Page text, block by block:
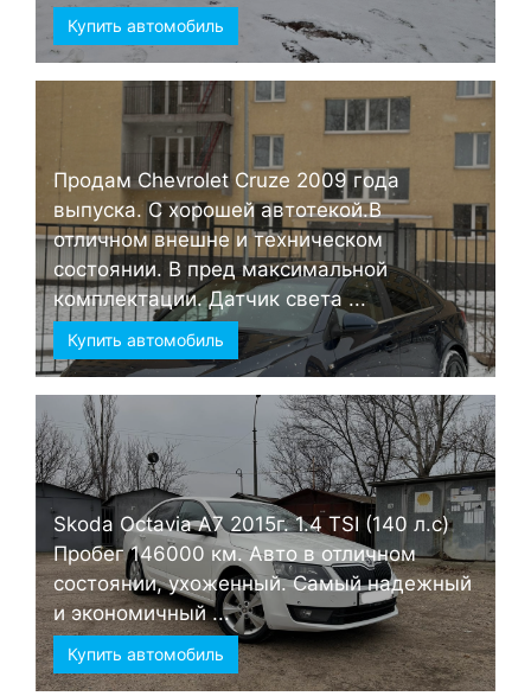
Купить автомобиль
Продам Chevrolet Cruze 2009 года
выпуска. С хорошей автотекой.В
отличном внешне и техническом
состоянии. В пред максимальной
комплектации. Датчик света ...
Купить автомобиль
Skoda Octavia А7 2015г. 1.4 TSI (140 л.с)
Пробег 146000 км. Авто в отличном
состоянии, ухоженный. Самый надежный
и экономичный ...
Купить автомобиль